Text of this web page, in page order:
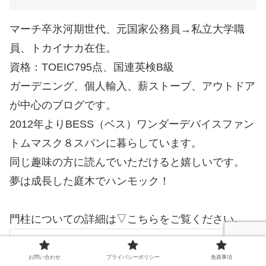
マーチ卒氷河期世代、元国家公務員→私立大学職
員、トカイナカ在住。
資格：TOEIC795点、国連英検B級
ガーデニング、個人輸入、薪ストーブ、アウトドア
が中心のブログです。
2012年よりBESS（ベス）ワンダーデバイスファン
トムマスク８スパンに暮らしています。
同じ趣味の方に読んでいただけると嬉しいです。
夢は成長した庭木でハンモック！
門柱についての詳細は▽こちらをご覧ください。
【ワンダーデバイス】我が家のガルバ
門柱について
先日、ベスの方が門柱の写真を撮りにお越しにな
お問い合わせ プライバシーポリシー 免責事項